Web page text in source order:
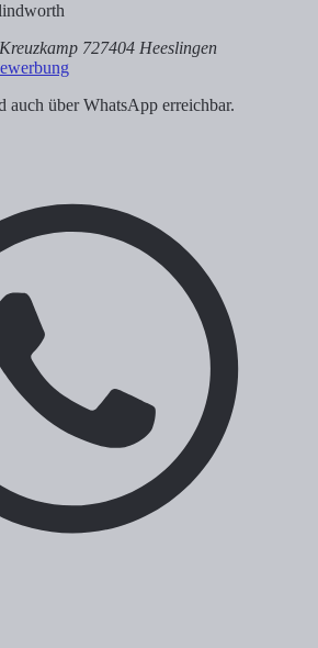
727404 Heeslingen
auch über WhatsApp erreichbar.